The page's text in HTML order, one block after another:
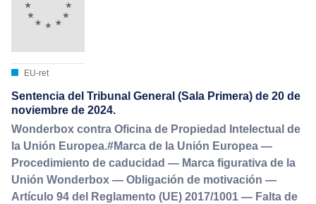
EU-ret
Sentencia del Tribunal General (Sala Primera) de 20 de
noviembre de 2024.
Wonderbox contra Oficina de Propiedad Intelectual de
la Unión Europea.#Marca de la Unión Europea —
Procedimiento de caducidad — Marca figurativa de la
Unión Wonderbox — Obligación de motivación —
Artículo 94 del Reglamento (UE) 2017/1001 — Falta de